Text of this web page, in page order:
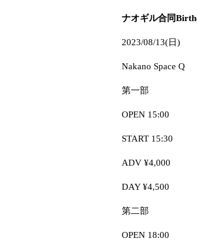
ナオギル合同
2023/08/13(日)
Nakano Space Q
第一部
OPEN 15:00
START 15:30
ADV ¥4,000
DAY ¥4,500
第二部
OPEN 18:00